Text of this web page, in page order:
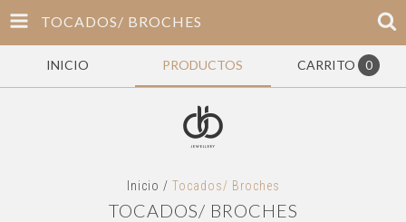
TOCADOS/ BROCHES
INICIO PRODUCTOS CARRITO 0
Inicio / Tocados/ Broches
TOCADOS/ BROCHES